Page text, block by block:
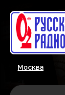
Москва